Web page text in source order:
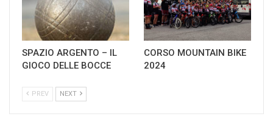
SPAZIO ARGENTO – IL
GIOCO DELLE BOCCE
CORSO MOUNTAIN BIKE
2024
PREV NEXT